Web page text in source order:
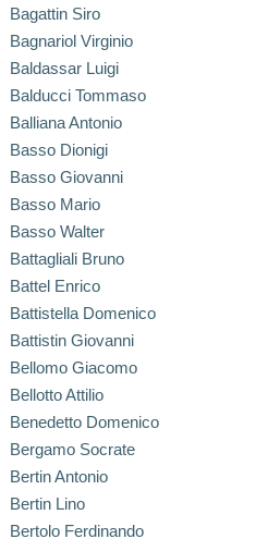
Bagattin Siro
Bagnariol Virginio
Baldassar Luigi
Balducci Tommaso
Balliana Antonio
Basso Dionigi
Basso Giovanni
Basso Mario
Basso Walter
Battagliali Bruno
Battel Enrico
Battistella Domenico
Battistin Giovanni
Bellomo Giacomo
Bellotto Attilio
Benedetto Domenico
Bergamo Socrate
Bertin Antonio
Bertin Lino
Bertolo Ferdinando